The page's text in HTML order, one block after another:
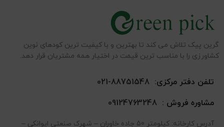
گرین پیک تلاش می کند تا بهترین و با کیفیت ترین کودهای نوین
کشاورزی را با مناسب ترین قیمت در اختیار همه مشتریان قرار دهد.
تلفن دفتر مرکزی:88751548-021
مشاوره فروش :09124763248
آدرس کارخانه: کیلومتر 50 جاده خاوران – شهرک صنعتی ایوانکی –